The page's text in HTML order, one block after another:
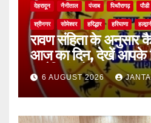
देहरादून नैनीताल पंजाब पिथौरागढ़ पौडी
श्रीनगर सोमेश्वर हरिद्धार हरियाणा
रावण संहिता के अनुसार
आज का दिन, देखें आपके
चुनौतियां और नए अवसर
6 AUGUST 2026